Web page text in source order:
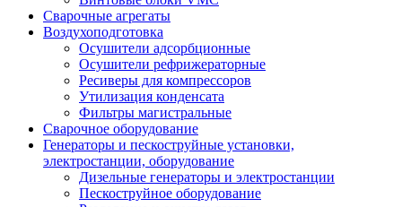
Сварочные агрегаты
Воздухоподготовка
Осушители адсорбционные
Осушители рефрижераторные
Ресиверы для компрессоров
Утилизация конденсата
Фильтры магистральные
Сварочное оборудование
Генераторы и пескоструйные установки,
электростанции, оборудование
Дизельные генераторы и электростанции
Пескоструйное оборудование